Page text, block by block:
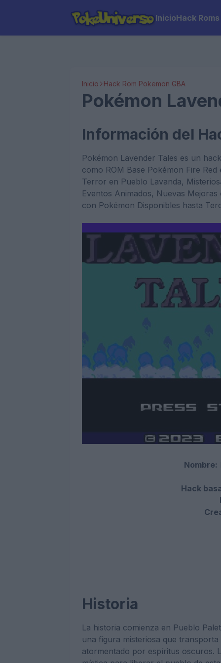
InicioHack Roms
Inicio Hack Rom Pokemon GBA
Pokémon
Información del
Pokémon Lavender Tales es un
como ROM Base Pokémon Fire
Terror en Pueblo Lavanda,
Eventos Animados, Nuevas
con Pokémon Disponibles hasta
Nombre:
Hack
Historia
La historia comienza en Pueblo
una figura misteriosa que
atormentado por espíritus oscuros.